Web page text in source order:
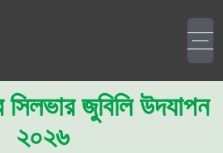
সিলভার জুবিলি উদযাপন
২০২৬